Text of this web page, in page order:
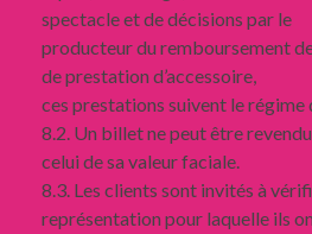
spectacle et de décisions par le
producteur du remboursement
de prestation d’accessoire,
ces prestations suivent le régime
8.2. Un billet ne peut être
celui de sa valeur faciale.
8.3. Les clients sont invités à
représentation pour laquelle ils